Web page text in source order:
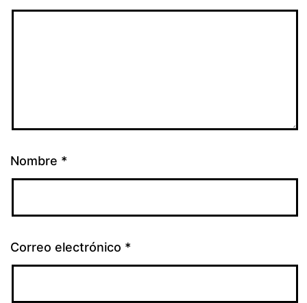
Nombre *
Correo electrónico *